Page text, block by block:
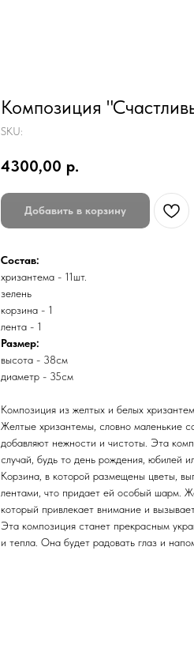
Композиция
SKU:
4300,00 р.
Добавить в корзину
Состав:
хризантема - 11шт.
зелень
корзина - 1
лента - 1
Размер:
высота - 38см
диаметр - 35см
Композиция из желтых и белых
Желтые хризантемы, словно маленькие
добавляют нежности и чистоты. Эта
случай, будь то день рождения, юбилей
Корзина, в которой размещены цветы,
лентами, что придает ей особый шарм.
который привлекает внимание и
Эта композиция станет прекрасным
и тепла. Она будет радовать глаз и